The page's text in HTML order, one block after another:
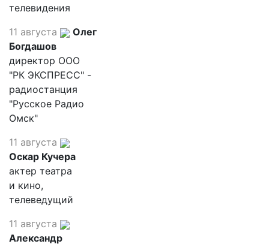
телевидения
11 августа
Олег
Богдашов
директор ООО
"РК ЭКСПРЕСС" -
радиостанция
"Русское Радио
Омск"
11 августа
Оскар Кучера
актер театра
и кино,
телеведущий
11 августа
Александр